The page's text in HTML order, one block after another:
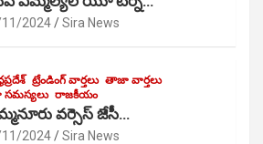
2024 Sira News
ట్రేండింగ్ వార్తలు తాజా వార్తలు
సమస్యలు రాజకీయం
వర్సెస్ జేసీ…
2024 Sira News